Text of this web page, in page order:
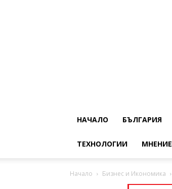
НАЧАЛО БЪЛГАРИЯ
ТЕХНОЛОГИИ МНЕНИЕ
Начало Бизнес и Икономика